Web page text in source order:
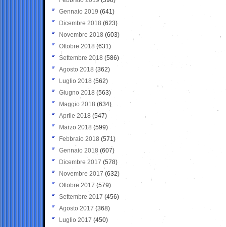
Gennaio 2019 (641)
Dicembre 2018 (623)
Novembre 2018 (603)
Ottobre 2018 (631)
Settembre 2018 (586)
Agosto 2018 (362)
Luglio 2018 (562)
Giugno 2018 (563)
Maggio 2018 (634)
Aprile 2018 (547)
Marzo 2018 (599)
Febbraio 2018 (571)
Gennaio 2018 (607)
Dicembre 2017 (578)
Novembre 2017 (632)
Ottobre 2017 (579)
Settembre 2017 (456)
Agosto 2017 (368)
Luglio 2017 (450)